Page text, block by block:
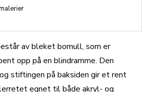
av bleket bomull, som er
opp på en blindramme. Den
stiftingen på baksiden gir et rent
egnet til både akryl- og